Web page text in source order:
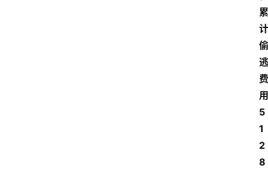
累
计
偷
逃
费
用
5
1
2
8